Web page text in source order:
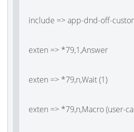
include => app-dnd-off-
exten => *79,1,Answer
exten => *79,n,Wait(1)
exten => *79,n,Macro(user-